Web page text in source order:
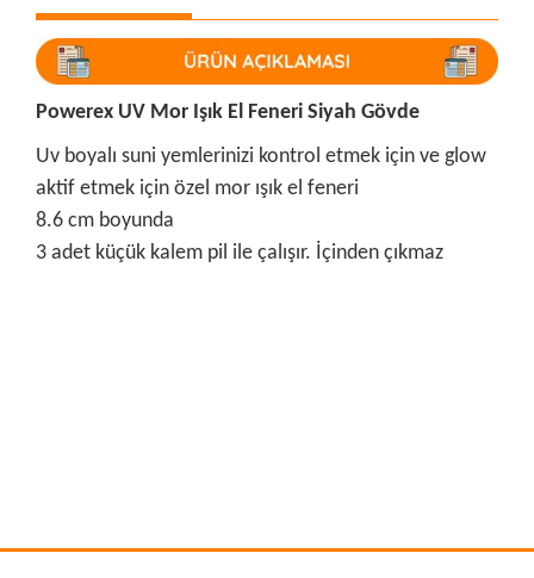
Powerex UV Mor Işık El Feneri Siyah Gövde
Uv boyalı suni yemlerinizi kontrol etmek için ve glow
aktif etmek için özel mor ışık el feneri
8.6 cm boyunda
3 adet küçük kalem pil ile çalışır. İçinden çıkmaz
Ürün açıklamasında eksik bilgiler bulunuyor.